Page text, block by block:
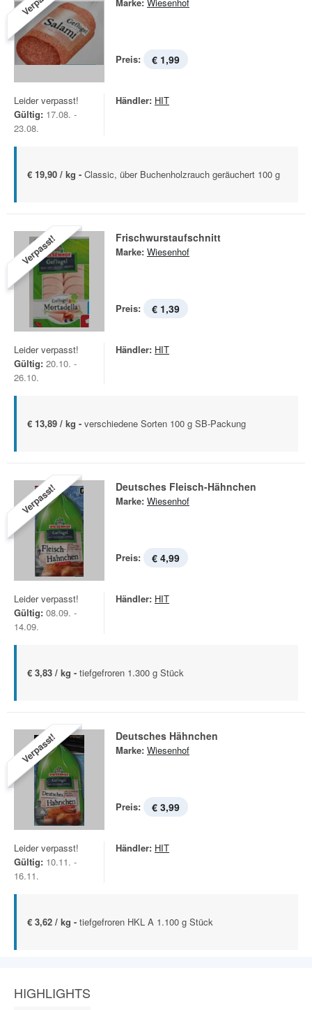
Preis: € 1,99
Leider verpasst!
Gültig: 17.08. -
23.08.
Händler: HIT
€ 19,90 / kg - Classic, über Buchenholzrauch geräuchert 100 g
Verpasst! Frischwurstaufschnitt
Marke: Wiesenhof
Preis: € 1,39
Leider verpasst!
Gültig: 20.10. -
26.10.
Händler: HIT
€ 13,89 / kg - verschiedene Sorten 100 g SB-Packung
Verpasst! Deutsches Fleisch-Hähnchen
Marke: Wiesenhof
Preis: € 4,99
Leider verpasst!
Gültig: 08.09. -
14.09.
Händler: HIT
€ 3,83 / kg - tiefgefroren 1.300 g Stück
Verpasst! Deutsches Hähnchen
Marke: Wiesenhof
Preis: € 3,99
Leider verpasst!
Gültig: 10.11. -
16.11.
Händler: HIT
€ 3,62 / kg - tiefgefroren HKL A 1.100 g Stück
HIGHLIGHTS